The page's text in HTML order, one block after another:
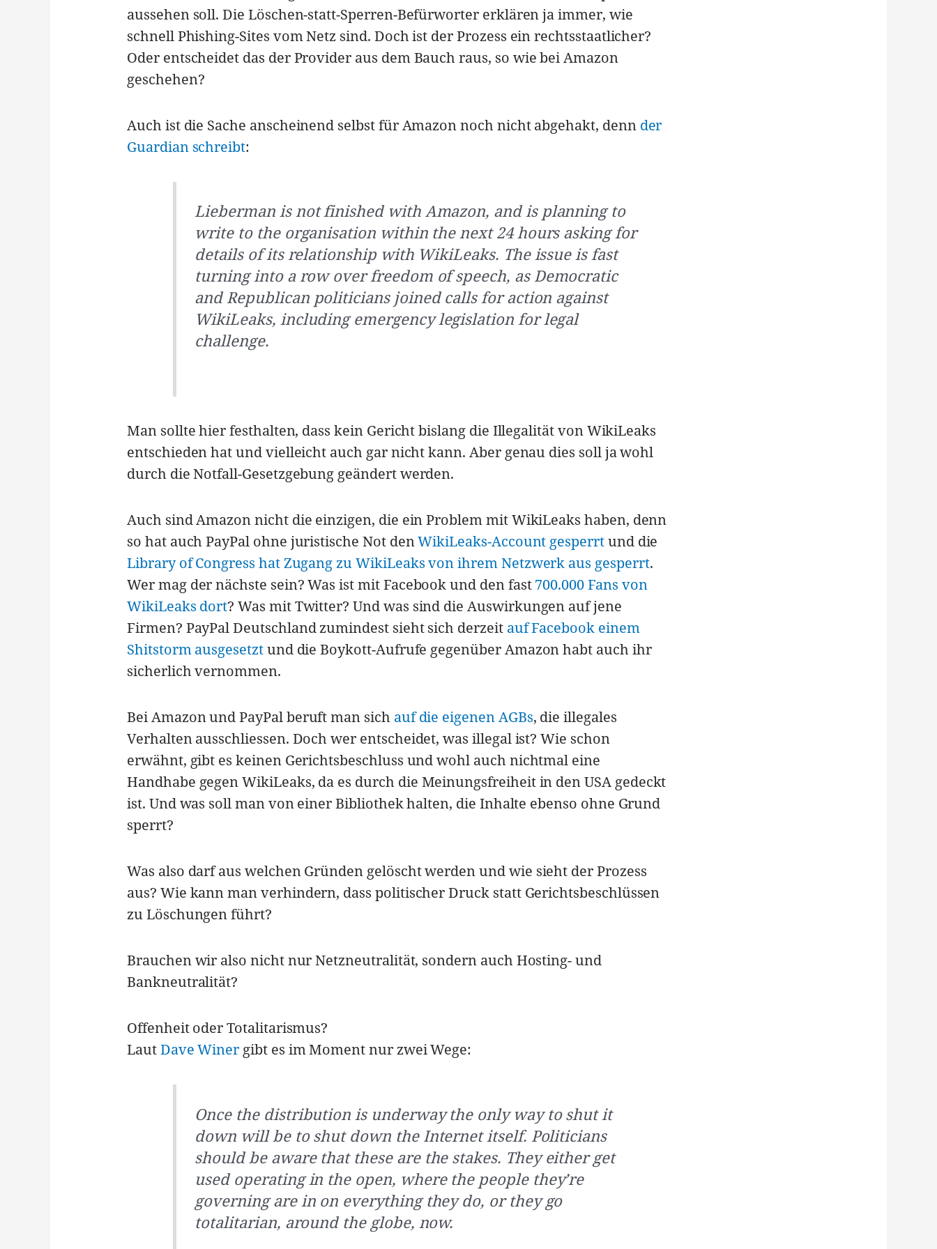
aussehen soll. Die Löschen-statt-Sperren-Befürworter erklären ja immer, wie
schnell Phishing-Sites vom Netz sind. Doch ist der Prozess ein rechtsstaatlicher?
Oder entscheidet das der Provider aus dem Bauch raus, so wie bei Amazon
geschehen?
Auch ist die Sache anscheinend selbst für Amazon noch nicht abgehakt, denn der
Guardian schreibt:
Lieberman is not finished with Amazon, and is planning to
write to the organisation within the next 24 hours asking for
details of its relationship with WikiLeaks. The issue is fast
turning into a row over freedom of speech, as Democratic
and Republican politicians joined calls for action against
WikiLeaks, including emergency legislation for legal
challenge.
Man sollte hier festhalten, dass kein Gericht bislang die Illegalität von WikiLeaks
entschieden hat und vielleicht auch gar nicht kann. Aber genau dies soll ja wohl
durch die Notfall-Gesetzgebung geändert werden.
Auch sind Amazon nicht die einzigen, die ein Problem mit WikiLeaks haben, denn
so hat auch PayPal ohne juristische Not denWikiLeaks-Account gesperrtund die
Library of Congress hat Zugang zu WikiLeaks von ihrem Netzwerk aus gesperrt.
Wer mag der nächste sein? Was ist mit Facebook und den fast700.000 Fans von
WikiLeaks dort? Was mit Twitter? Und was sind die Auswirkungen auf jene
Firmen? PayPal Deutschland zumindest sieht sich derzeit auf Facebook einem
Shitstorm ausgesetztund die Boykott-Aufrufe gegenüber Amazon habt auch ihr
sicherlich vernommen.
Bei Amazon und PayPal beruft man sich auf die eigenen AGBs, die illegales
Verhalten ausschliessen. Doch wer entscheidet, was illegal ist? Wie schon
erwähnt, gibt es keinen Gerichtsbeschluss und wohl auch nichtmal eine
Handhabe gegen WikiLeaks, da es durch die Meinungsfreiheit in den USA gedeckt
ist. Und was soll man von einer Bibliothek halten, die Inhalte ebenso ohne Grund
sperrt?
Was also darf aus welchen Gründen gelöscht werden und wie sieht der Prozess
aus? Wie kann man verhindern, dass politischer Druck statt Gerichtsbeschlüssen
zu Löschungen führt?
Brauchen wir also nicht nur Netzneutralität, sondern auch Hosting- und
Bankneutralität?
Offenheit oder Totalitarismus?
LautDave Winer gibt es im Moment nur zwei Wege:
Once the distribution is underway the only way to shut it
down will be to shut down the Internet itself. Politicians
should be aware that these are the stakes. They either get
used operating in the open, where the people they’re
governing are in on everything they do, or they go
totalitarian, around the globe, now.